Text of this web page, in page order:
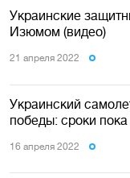
Украинские
Изюмом (видео)
21 апреля 2022
Украинский
победы: сроки
16 апреля 2022